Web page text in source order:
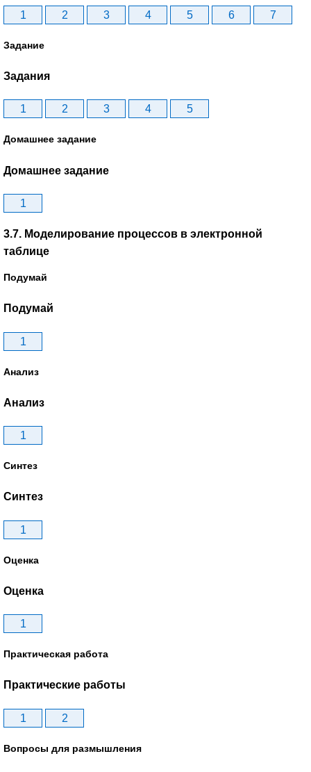
1 2 3 4 5 6 7
Задание
Задания
1 2 3 4 5
Домашнее задание
Домашнее задание
1
3.7. Моделирование процессов в электронной
таблице
Подумай
Подумай
1
Анализ
Анализ
1
Синтез
Синтез
1
Оценка
Оценка
1
Практическая работа
Практические работы
1 2
Вопросы для размышления